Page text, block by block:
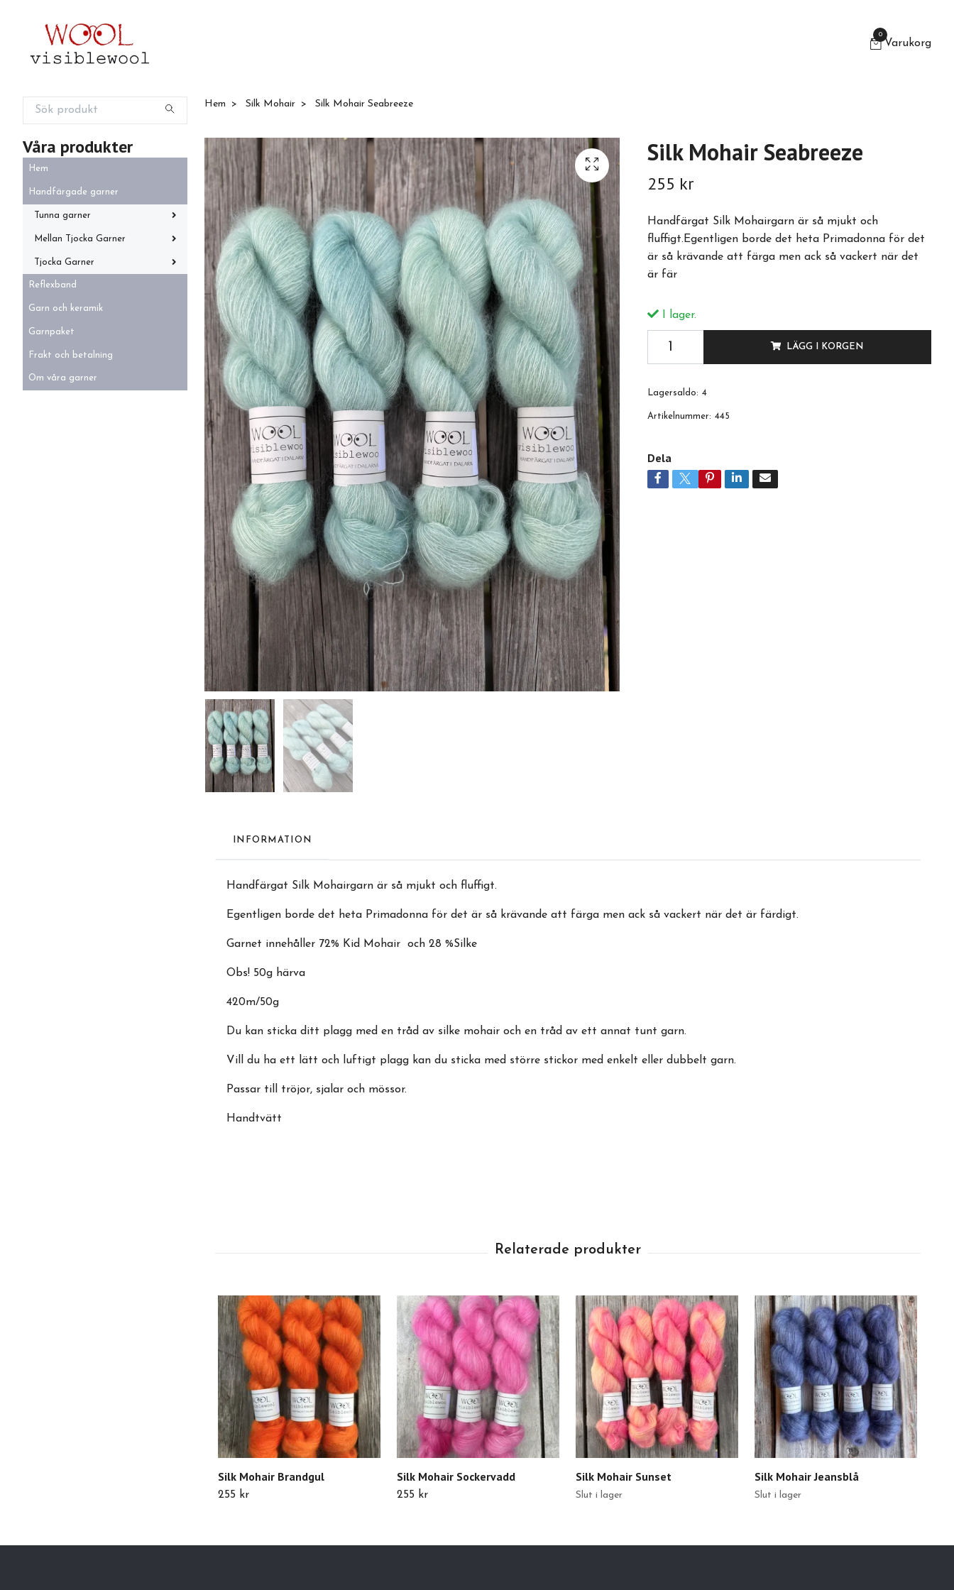
0
Varukorg
Våra produkter
Hem
Handfärgade garner
Tunna garner
Mellan Tjocka Garner
Tjocka Garner
Reflexband
Garn och keramik
Garnpaket
Frakt och betalning
Om våra garner
Hem Silk Mohair Silk Mohair Seabreeze
Silk Mohair Seabreeze
255 kr
Handfärgat Silk Mohairgarn är så mjukt och
fluffigt.Egentligen borde det heta Primadonna för det
är så krävande att färga men ack så vackert när det
är fär
I lager.
LÄGG I KORGEN
Lagersaldo: 4
Artikelnummer: 445
Dela
INFORMATION
Handfärgat Silk Mohairgarn är så mjukt och fluffigt.
Egentligen borde det heta Primadonna för det är så krävande att färga men ack så vackert när det är färdigt.
Garnet innehåller 72% Kid Mohair och 28 %Silke
Obs! 50g härva
420m/50g
Du kan sticka ditt plagg med en tråd av silke mohair och en tråd av ett annat tunt garn.
Vill du ha ett lätt och luftigt plagg kan du sticka med större stickor med enkelt eller dubbelt garn.
Passar till tröjor, sjalar och mössor.
Handtvätt
Silk Mohair Brandgul
255 kr
Silk Mohair Sockervadd
255 kr
Silk Mohair Sunset
Slut i lager
Silk Mohair Jeansblå
Slut i lager